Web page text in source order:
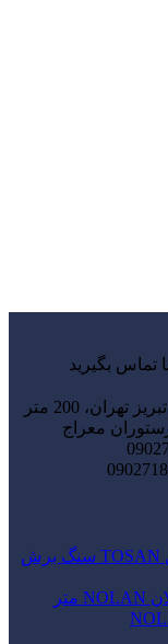
بگیرید
نرسیده به پلیس راه تبریز تهران، 200 متر
معراج
سنگ برش
متر